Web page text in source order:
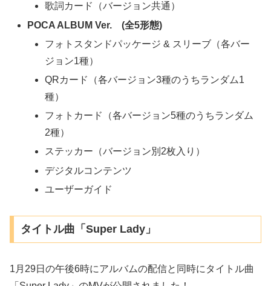
歌詞カード（バージョン共通）
POCA ALBUM Ver. (全5形態)
フォトスタンドパッケージ & スリーブ（各バー
ジョン1種）
QRカード（各バージョン3種のうちランダム1
種）
フォトカード（各バージョン5種のうちランダム
2種）
ステッカー（バージョン別2枚入り）
デジタルコンテンツ
ユーザーガイド
タイトル曲「Super Lady」
1月29日の午後6時にアルバムの配信と同時にタイトル曲